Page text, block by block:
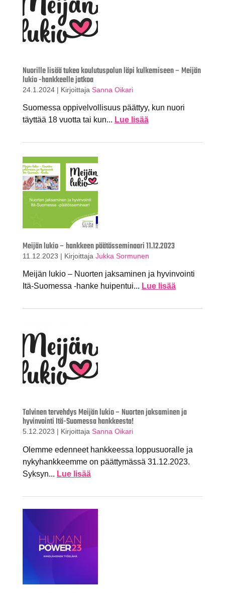
Nuorille lisää tukea koulutuspolun läpi kulkemiseen – Meijän
lukio -hankkeelle jatkoa
24.1.2024 | Kirjoittaja Sanna Oikari
Suomessa oppivelvollisuus päättyy, kun nuori
täyttää 18 vuotta tai kun... Lue lisää
Meijän lukio – hankkeen päätösseminaari 11.12.2023
11.12.2023 | Kirjoittaja Jukka Sormunen
Meijän lukio – Nuorten jaksaminen ja hyvinvointi
Itä-Suomessa -hanke huipentui... Lue lisää
Talvinen tervehdys Meijän lukio – Nuorten jaksaminen ja
hyvinvointi Itä-Suomessa hankkeesta!
5.12.2023 | Kirjoittaja Sanna Oikari
Olemme edenneet hankkeessa loppusuoralle ja
nykyhankkeemme on päättymässä 31.12.2023.
Syksyn... Lue lisää